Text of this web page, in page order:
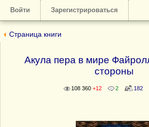
Войти Зарегистрироваться
Страница книги
Акула пера в мире
стороны
108 360 +12 2 182